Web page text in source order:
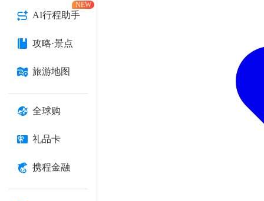
AI行程助手
NEW
攻略·景点
旅游地图
全球购
礼品卡
携程金融